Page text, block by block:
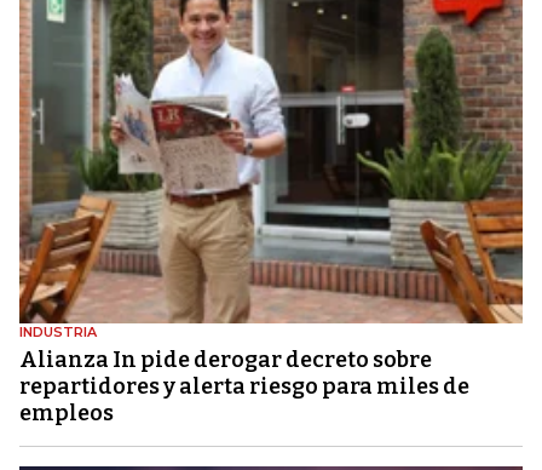
INDUSTRIA
Alianza In pide derogar decreto sobre
repartidores y alerta riesgo para miles de
empleos